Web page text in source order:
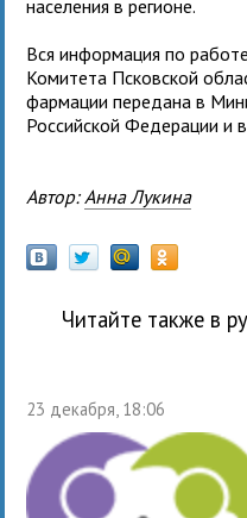
населения в регионе.
Вся информация по
Комитета Псковской
фармации передана в
Российской Федерации и
Автор: Анна Лукина
Читайте также в
23 декабря, 18:06